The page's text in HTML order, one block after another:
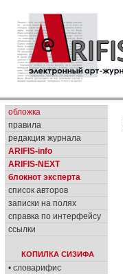
обложка
правила
редакция журнала
ARIFIS-info
ARIFIS-NEXT
блокнот эксперта
список авторов
записки на полях
справка по интерфейсу
ссылки
КОПИЛКА СИЗИФА
• словарифис